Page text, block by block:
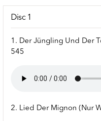
Disc 1
1. Der Jüngling Und Der
545
2. Lied Der Mignon (Nur